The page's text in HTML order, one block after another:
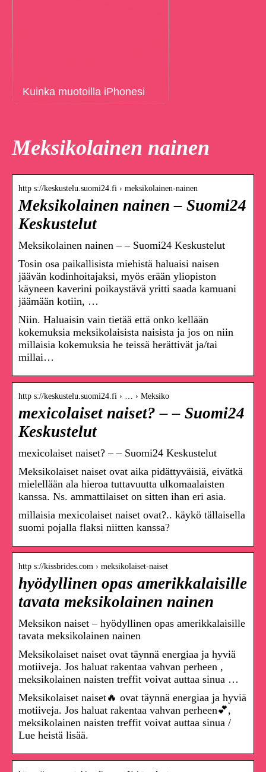
Kuinka muotoilla iPhonesi
Meksikolainen nainen
http s://keskustelu.suomi24.fi › meksikolainen-nainen
Meksikolainen nainen – Suomi24
Keskustelut
Meksikolainen nainen – – Suomi24 Keskustelut
Tosin osa paikallisista miehistä haluaisi naisen
jäävän kodinhoitajaksi, myös erään yliopiston
käyneen kaverini poikaystävä yritti saada kamuani
jäämään kotiin, …
Niin. Haluaisin vain tietää että onko kellään
kokemuksia meksikolaisista naisista ja jos on niin
millaisia kokemuksia he teissä herättivät ja/tai
millai…
http s://keskustelu.suomi24.fi › … › Meksiko
mexicolaiset naiset? – – Suomi24
Keskustelut
mexicolaiset naiset? – – Suomi24 Keskustelut
Meksikolaiset naiset ovat aika pidättyväisiä, eivätkä
mielellään ala hieroa tuttavuutta ulkomaalaisten
kanssa. Ns. ammattilaiset on sitten ihan eri asia.
millaisia mexicolaiset naiset ovat?.. käykö tällaisella
suomi pojalla flaksi niitten kanssa?
http s://kissbrides.com › meksikolaiset-naiset
hyödyllinen opas amerikkalaisille
tavata meksikolainen nainen
Meksikon naiset – hyödyllinen opas amerikkalaisille
tavata meksikolainen nainen
Meksikolaiset naiset ovat täynnä energiaa ja hyviä
motiiveja. Jos haluat rakentaa vahvan perheen ,
meksikolainen naisten treffit voivat auttaa sinua …
Meksikolaiset naiset🔥 ovat täynnä energiaa ja hyviä
motiiveja. Jos haluat rakentaa vahvan perheen💕,
meksikolainen naisten treffit voivat auttaa sinua /
Lue heistä lisää.